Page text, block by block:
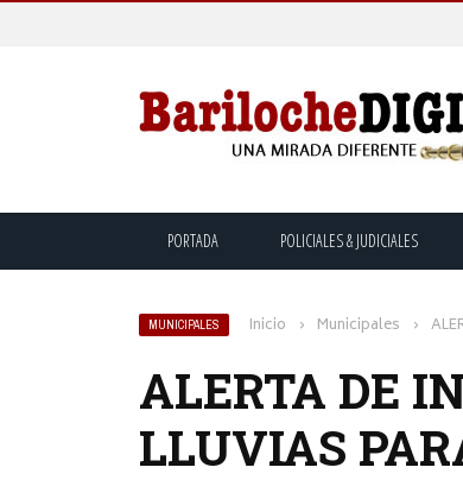
PORTADA POLICIALES & JUDICIALES
MUNICIPALES Inicio › Municipales ›
ALERTA DE
LLUVIAS